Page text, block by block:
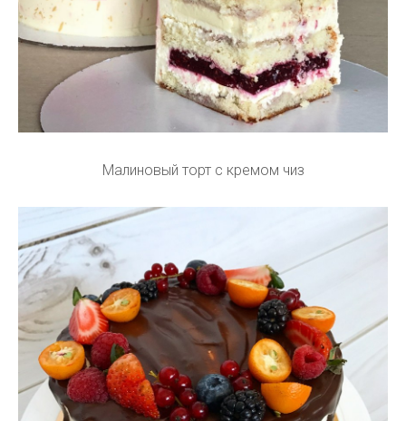
Малиновый торт с кремом чиз